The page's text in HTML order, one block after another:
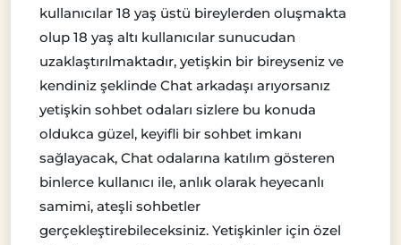
kullanıcılar 18 yaş üstü bireylerden oluşmakta
olup 18 yaş altı kullanıcılar sunucudan
uzaklaştırılmaktadır, yetişkin bir bireyseniz ve
kendiniz şeklinde Chat arkadaşı arıyorsanız
yetişkin sohbet odaları sizlere bu konuda
oldukca güzel, keyifli bir sohbet imkanı
sağlayacak, Chat odalarına katılım gösteren
binlerce kullanıcı ile, anlık olarak heyecanlı
samimi, ateşli sohbetler
gerçekleştirebileceksiniz. Yetişkinler için özel